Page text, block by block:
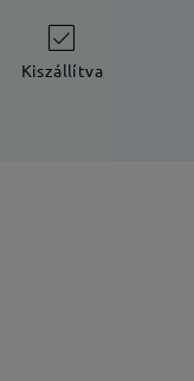
Kiszállítva